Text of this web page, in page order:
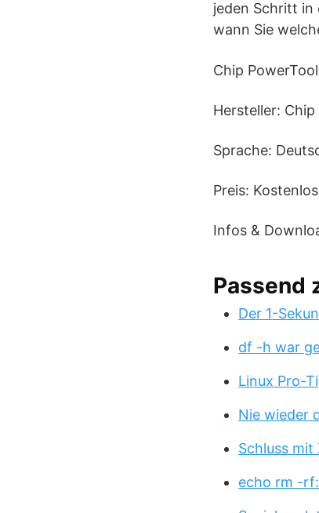
jeden Schritt in
wann Sie
Chip PowerTool
Hersteller: Chip
Sprache:
Preis: Kostenlos
Infos &
Passend
Der 1-
df -h war
Linux Pro-
Nie wieder
Schluss
echo rm -